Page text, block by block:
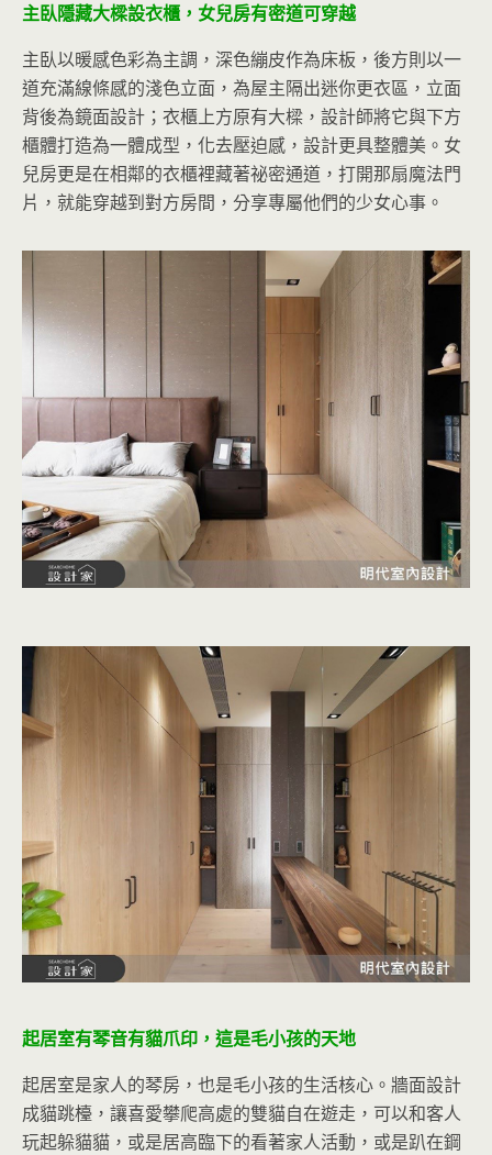
主臥隱藏大樑設衣櫃，女兒房有密道可穿越
主臥以暖感色彩為主調，深色繃皮作為床板，後方則以一
道充滿線條感的淺色立面，為屋主隔出迷你更衣區，立面
背後為鏡面設計；衣櫃上方原有大樑，設計師將它與下方
櫃體打造為一體成型，化去壓迫感，設計更具整體美。女
兒房更是在相鄰的衣櫃裡藏著祕密通道，打開那扇魔法門
片，就能穿越到對方房間，分享專屬他們的少女心事。
起居室有琴音有貓爪印，這是毛小孩的天地
起居室是家人的琴房，也是毛小孩的生活核心。牆面設計
成貓跳檯，讓喜愛攀爬高處的雙貓自在遊走，可以和客人
玩起躲貓貓，或是居高臨下的看著家人活動，或是趴在鋼